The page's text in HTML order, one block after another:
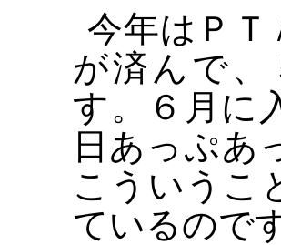
今年はＰ
が済んで
す。６月に
日あっぷあ
こういうこ
ているので